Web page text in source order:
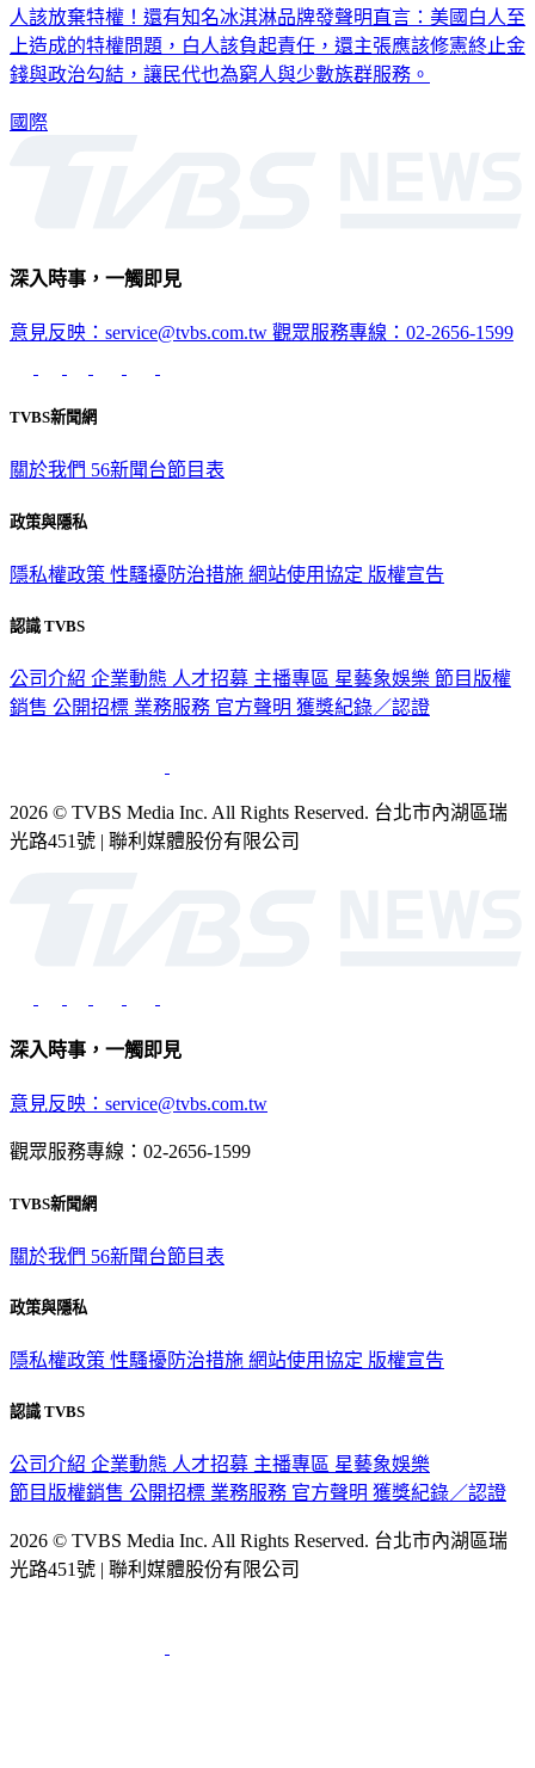
人該放棄特權！還有知名冰淇淋品牌發聲明直言：美國白人至
上造成的特權問題，白人該負起責任，還主張應該修憲終止金
錢與政治勾結，讓民代也為窮人與少數族群服務。
國際
深入時事，一觸即見
意見反映：service@tvbs.com.tw 觀眾服務專線：02-2656-1599
TVBS新聞網
關於我們 56新聞台節目表
政策與隱私
隱私權政策 性騷擾防治措施 網站使用協定 版權宣告
認識 TVBS
公司介紹 企業動態 人才招募 主播專區 星藝象娛樂 節目版權
銷售 公開招標 業務服務 官方聲明 獲獎紀錄／認證
2026 © TVBS Media Inc. All Rights Reserved. 台北市內湖區瑞
光路451號 | 聯利媒體股份有限公司
深入時事，一觸即見
意見反映：service@tvbs.com.tw
觀眾服務專線：02-2656-1599
TVBS新聞網
關於我們 56新聞台節目表
政策與隱私
隱私權政策 性騷擾防治措施 網站使用協定 版權宣告
認識 TVBS
公司介紹 企業動態 人才招募 主播專區 星藝象娛樂
節目版權銷售 公開招標 業務服務 官方聲明 獲獎紀錄／認證
2026 © TVBS Media Inc. All Rights Reserved. 台北市內湖區瑞
光路451號 | 聯利媒體股份有限公司